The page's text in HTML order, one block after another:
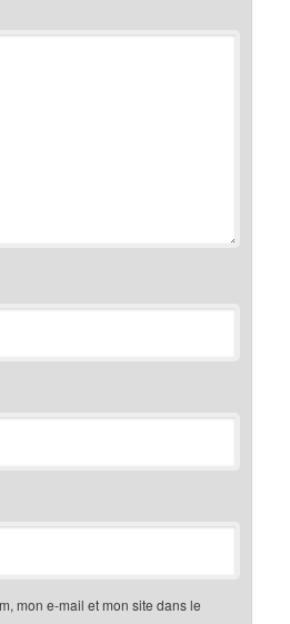
mon e-mail et mon site dans le